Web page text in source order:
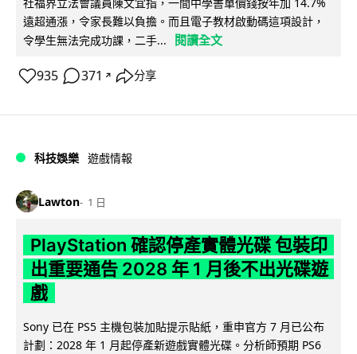
遠超通漲，令家長難以負擔。而且電子教材啟動碼這項設計，
令學生無法完成功課，二手...
閱讀全文
935 371 ↗ 分享
科技娛樂 遊戲情報
Lawton 1 日
PlayStation 確認停產實體光碟 包裝印
出重要通告 2028 年 1 月後不出光碟遊
戲
Sony 已在 PS5 主機包裝加貼提示貼紙，重申官方 7 月已公布
計劃：2028 年 1 月起停產新遊戲實體光碟。分析師預期 PS6